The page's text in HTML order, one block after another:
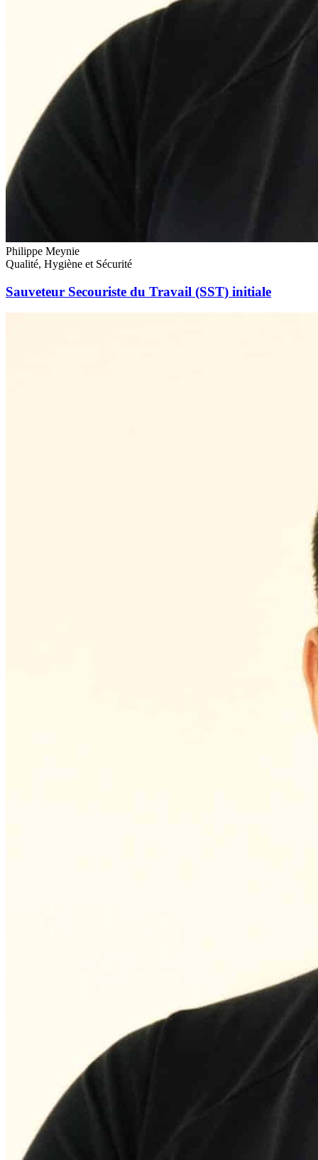
Philippe Meynie
Qualité, Hygiène et Sécurité
Sauveteur Secouriste du Travail (SST) initiale